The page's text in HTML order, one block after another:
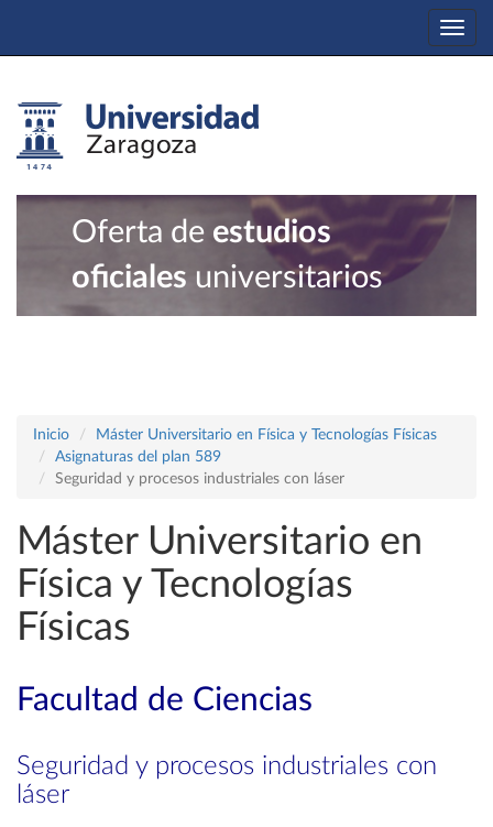
Oferta de estudios
oficiales universitarios
Inicio
Máster Universitario en Física y Tecnologías Físicas
Asignaturas del plan 589
Seguridad y procesos industriales con láser
Máster Universitario en
Física y Tecnologías
Físicas
Facultad de Ciencias
Seguridad y procesos industriales con
láser